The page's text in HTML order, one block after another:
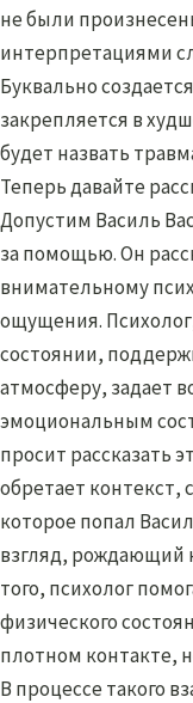
не были
интерпретациями
Буквально
закрепляется в
будет назвать
Теперь давайте
Допустим Василь
за помощью. Он
внимательному
ощущения.
состоянии,
атмосферу, задает
эмоциональным
просит рассказать
обретает контекст,
которое попал
взгляд, рождающий
того, психолог
физического
плотном контакте,
В процессе такого